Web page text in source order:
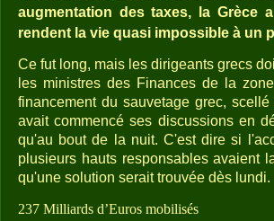
augmentation des taxes, la Grèce
rendent la vie quasi impossible à un
Ce fut long, mais les dirigeants grecs
les ministres des Finances de la
financement du sauvetage grec,
avait commencé ses discussions en
qu'au bout de la nuit. C'est dire si
plusieurs hauts responsables avaient
qu'une solution serait trouvée dès lundi.
237 Milliards d’Euros mobilisés